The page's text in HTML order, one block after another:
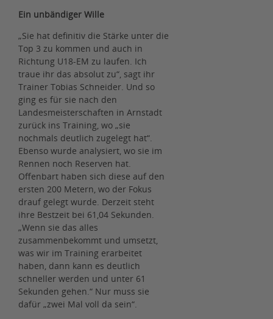
Ein unbändiger Wille
„Sie hat definitiv die Stärke unter die
Top 3 zu kommen und auch in
Richtung U18-EM zu laufen. Ich
traue ihr das absolut zu“, sagt ihr
Trainer Tobias Schneider. Und so
ging es für sie nach den
Landesmeisterschaften in Arnstadt
zurück ins Training, wo „sie
nochmals deutlich zugelegt hat“.
Ebenso wurde analysiert, wo sie im
Rennen noch Reserven hat.
Offenbart haben sich diese auf den
ersten 200 Metern, wo der Fokus
drauf gelegt wurde. Derzeit steht
ihre Bestzeit bei 61,04 Sekunden.
„Wenn sie das alles
zusammenbekommt und umsetzt,
was wir im Training erarbeitet
haben, dann kann es deutlich
schneller werden und unter 61
Sekunden gehen.“ Nur muss sie
dafür „zwei Mal voll da sein“.